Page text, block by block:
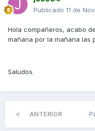
Publicado 11 de
Hola compañeros, acabo
mañana por la mañana las
Saludos.
ANTERIOR